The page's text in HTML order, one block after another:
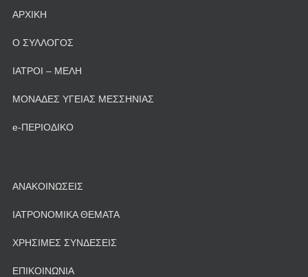
ΑΡΧΙΚΗ
Ο ΣΥΛΛΟΓΟΣ
ΙΑΤΡΟΙ – ΜΕΛΗ
ΜΟΝΑΔΕΣ ΥΓΕΙΑΣ ΜΕΣΣΗΝΙΑΣ
e-ΠΕΡΙΟΔΙΚΟ
ΑΝΑΚΟΙΝΩΣΕΙΣ
ΙΑΤΡΟΝΟΜΙΚΑ ΘΕΜΑΤΑ
ΧΡΗΣΙΜΕΣ ΣΥΝΔΕΣΕΙΣ
ΕΠΙΚΟΙΝΩΝΙΑ